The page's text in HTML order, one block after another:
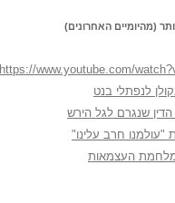
(מהיומיים האחרונים)
https://www.youtube.com/
לנפתלי בנט
הדין שנגרם לגל הירש
העצמאות